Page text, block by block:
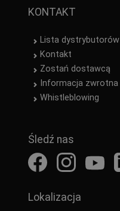
KONTAKT
Lista dystrybutorów
Kontakt
Zostań dostawcą
Informacja zwrotna
Whistleblowing
Śledź nas
Lokalizacja